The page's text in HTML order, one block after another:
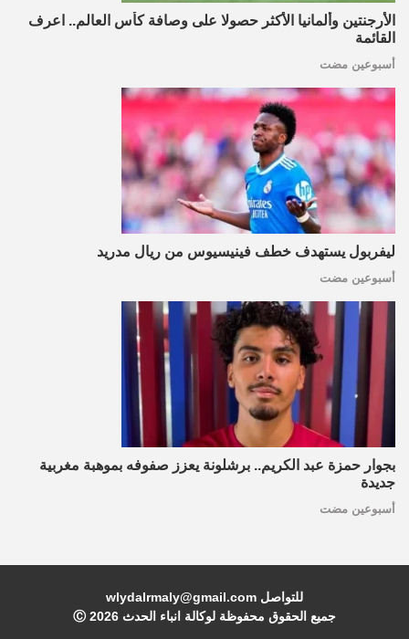
الأرجنتين وألمانيا الأكثر حصولا على وصافة كأس العالم.. اعرف
القائمة
أسبوعين مضت
ليفربول يستهدف خطف فينيسيوس من ريال مدريد
أسبوعين مضت
بجوار حمزة عبد الكريم.. برشلونة يعزز صفوفه بموهبة مغربية
جديدة
أسبوعين مضت
للتواصل wlydalrmaly@gmail.com
جميع الحقوق محفوظة لوكالة انباء الحدث Ⓒ 2026